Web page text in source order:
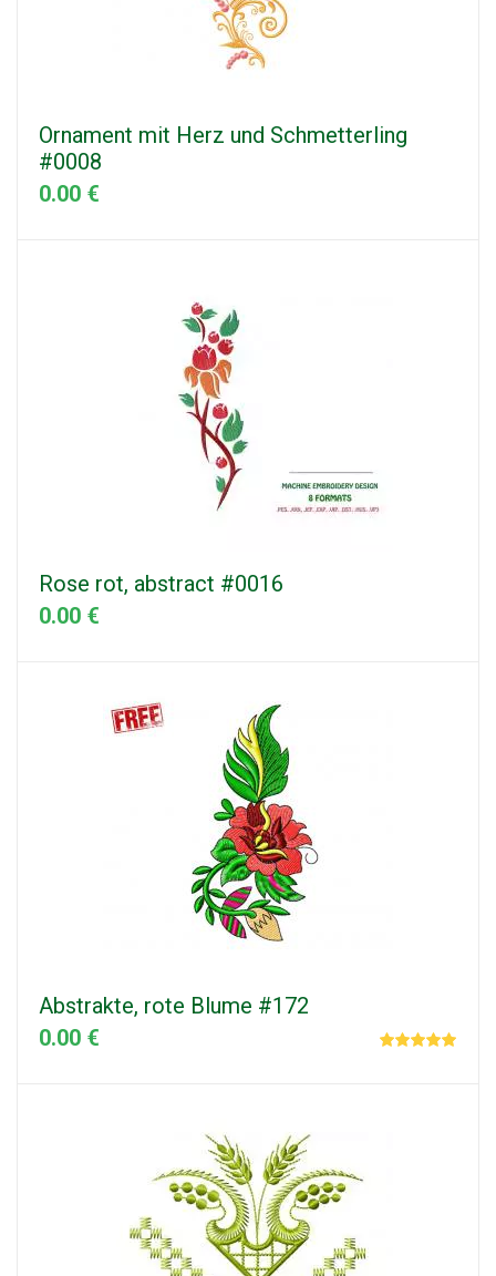
Ornament mit Herz und Schmetterling
#0008
0.00 €
Rose rot, abstract #0016
0.00 €
Abstrakte, rote Blume #172
0.00 €